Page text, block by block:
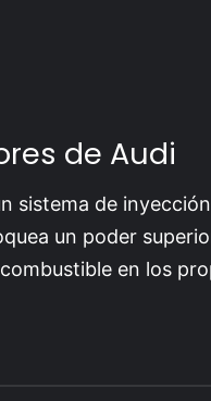
de Audi
sistema de
un poder
en los